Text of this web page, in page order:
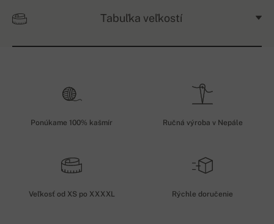
Tabuľka veľkostí
Ponúkame 100% kašmír Ručná výroba v Nepále
Veľkosť od XS po XXXXL Rýchle doručenie